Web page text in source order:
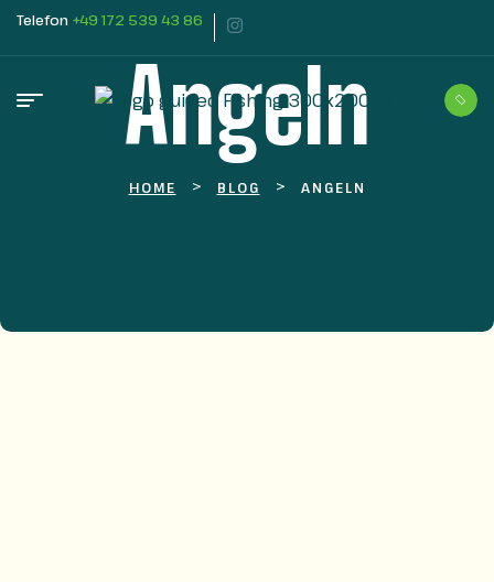
Telefon +49 172 539 43 86
Angeln
HOME > BLOG > ANGELN